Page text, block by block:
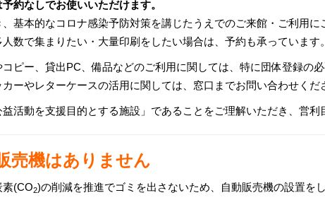
約なしでお使いいただけます。
、基本的なコロナ感染予防対策を講じたうえでのご来館・ご利用に
数で集まりたい・大量印刷をしたい場合は、予約も承っています。
コピー、貸出PC、備品などのご利用に関しては、特に団体登録の必
ーやレターケースの活用に関しては、窓口までお問い合わせくだ
益活動を支援目的とする施設」であることをご理解いただき、営利
売機はありません
素(CO2)の削減を推進でゴミを出さないため、自動販売機の設置をし